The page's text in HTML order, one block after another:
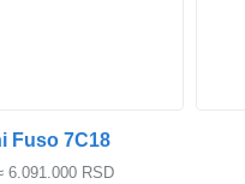
Fuso 7C18
6.091.000 RSD